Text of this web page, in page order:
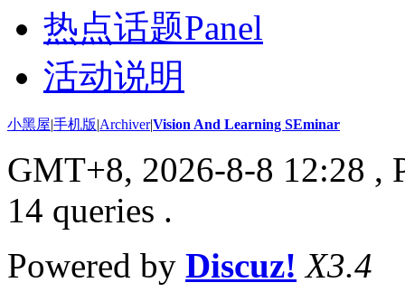
热点话题Panel
活动说明
小黑屋|手机版|Archiver|Vision And Learning SEminar
GMT+8, 2026-8-8 12:28 ,
14 queries .
Powered by Discuz! X3.4